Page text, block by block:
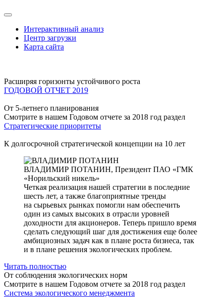
Интерактивный анализ
Центр загрузки
Карта сайта
Расширяя горизонты устойчивого роста
ГОДОВОЙ ОТЧЕТ 2019
От 5-летнего планирования
Смотрите в нашем Годовом отчете за 2018 год раздел
Стратегические приоритеты
К долгосрочной стратегической концепции на 10 лет
ВЛАДИМИР ПОТАНИН, Президент ПАО «ГМК
«Норильский никель»
Четкая реализация нашей стратегии в последние
шесть лет, а также благоприятные тренды
на сырьевых рынках помогли нам обеспечить
один из самых высоких в отрасли уровней
доходности для акционеров. Теперь пришло время
сделать следующий шаг для достижения еще более
амбициозных задач как в плане роста бизнеса, так
и в плане решения экологических проблем.
Читать полностью
От соблюдения экологических норм
Смотрите в нашем Годовом отчете за 2018 год раздел
Система экологического менеджмента